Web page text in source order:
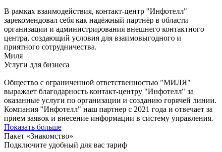
В рамках взаимодействия, контакт-центр "Инфотелл"
зарекомендовал себя как надёжный партнёр в области
организации и администрирования внешнего контактного
центра, создающий условия для взаимовыгодного и
приятного сотрудничества.
Миля
Услуги для бизнеса
Общество с ограниченной ответственностью "МИЛЯ"
выражает благодарность контакт-центру "Инфотелл" за
оказанные услуги по организации и созданию горячей линии.
Компания "Инфотелл" наш партнер с 2021 года и отвечает за
прием заявок и внесение информации в систему управления.
Показать больше
Пакет «Знакомство»
Подключите удобный для вас тариф